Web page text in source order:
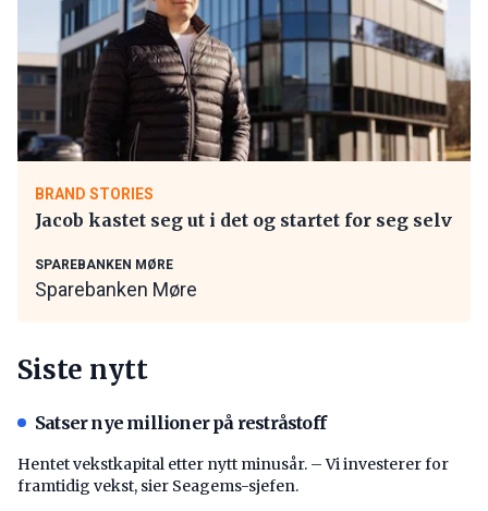
BRAND STORIES
Jacob kastet seg ut i det og startet for seg selv
SPAREBANKEN MØRE
Sparebanken Møre
Siste nytt
Satser nye millioner på restråstoff
Hentet vekstkapital etter nytt minusår. – Vi investerer for
framtidig vekst, sier Seagems-sjefen.